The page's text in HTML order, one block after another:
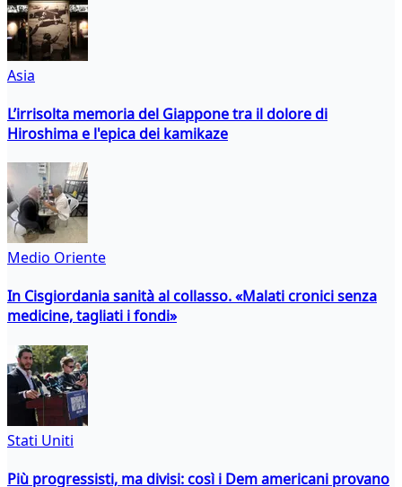
Asia
L’irrisolta memoria del Giappone tra il dolore di
Hiroshima e l'epica dei kamikaze
Medio Oriente
In Cisgiordania sanità al collasso. «Malati cronici senza
medicine, tagliati i fondi»
Stati Uniti
Più progressisti, ma divisi: così i Dem americani provano